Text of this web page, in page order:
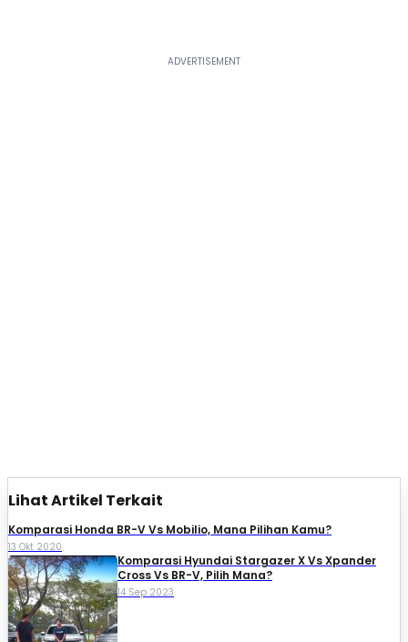
Lihat Artikel Terkait
Komparasi Honda BR-V Vs Mobilio, Mana Pilihan Kamu?
13 Okt 2020
Komparasi Hyundai Stargazer X Vs Xpander
Cross Vs BR-V, Pilih Mana?
14 Sep 2023